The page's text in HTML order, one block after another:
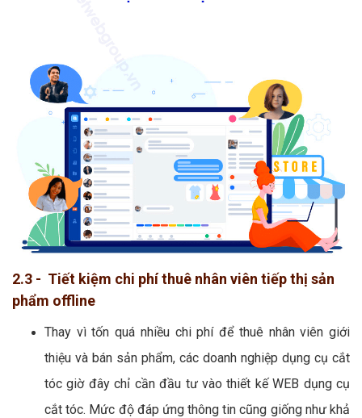
2.3 - Tiết kiệm chi phí thuê nhân viên tiếp thị sản
phẩm offline
Thay vì tốn quá nhiều chi phí để thuê nhân viên giới
thiệu và bán sản phẩm, các doanh nghiệp dụng cụ cắt
tóc giờ đây chỉ cần đầu tư vào thiết kế WEB dụng cụ
cắt tóc. Mức độ đáp ứng thông tin cũng giống như khả